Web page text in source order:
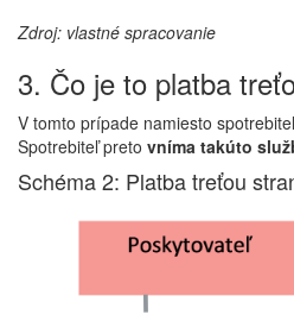
Zdroj: vlastné spracovanie
3. Čo je to platba
V tomto prípade namiesto
Spotrebiteľ preto vníma takúto
Schéma 2: Platba treťou